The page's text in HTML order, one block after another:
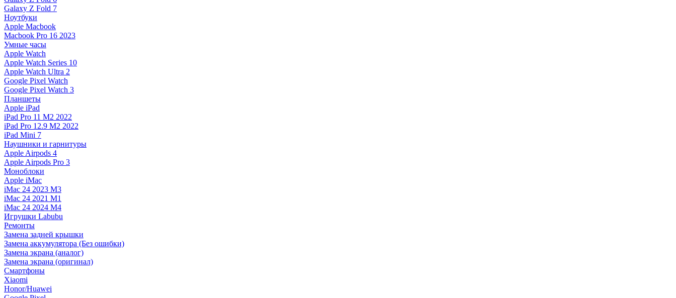
Galaxy Z Fold 7
Ноутбуки
Apple Macbook
Macbook Pro 16 2023
Умные часы
Apple Watch
Apple Watch Series 10
Apple Watch Ultra 2
Google Pixel Watch
Google Pixel Watch 3
Планшеты
Apple iPad
iPad Pro 11 M2 2022
iPad Pro 12.9 M2 2022
iPad Mini 7
Наушники и гарнитуры
Apple Airpods 4
Apple Airpods Pro 3
Моноблоки
Apple iMac
iMac 24 2023 M3
iMac 24 2021 M1
iMac 24 2024 M4
Игрушки Labubu
Ремонты
Замена задней крышки
Замена аккумулятора (Без ошибки)
Замена экрана (аналог)
Замена экрана (оригинал)
Смартфоны
Xiaomi
Honor/Huawei